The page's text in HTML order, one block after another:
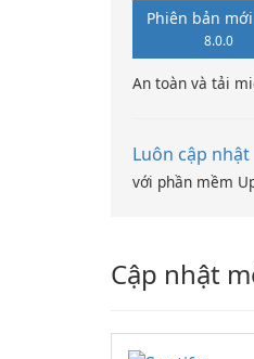
Phiên bản
8.0.0
An toàn và tải
Luôn cập nhật
với phần mềm
Cập nhật